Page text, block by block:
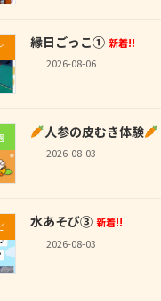
縁日ごっこ① 新着!!
2026-08-06
人参の皮むき体験
2026-08-03
水あそび③ 新着!!
2026-08-03